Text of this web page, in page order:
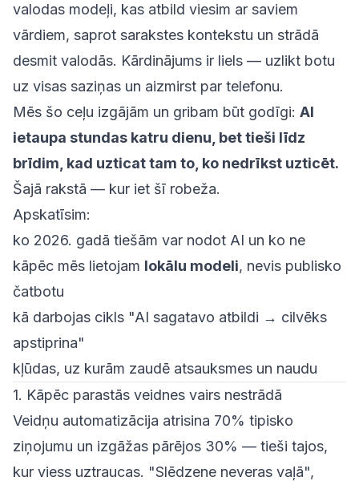
valodas modeļi, kas atbild viesim ar saviem
vārdiem, saprot sarakstes kontekstu un strādā
desmit valodās. Kārdinājums ir liels — uzlikt botu
uz visas saziņas un aizmirst par telefonu.
Mēs šo ceļu izgājām un gribam būt godīgi: AI
ietaupa stundas katru dienu, bet tieši līdz
brīdim, kad uzticat tam to, ko nedrīkst uzticēt.
Šajā rakstā — kur iet šī robeža.
Apskatīsim:
ko 2026. gadā tiešām var nodot AI un ko ne
kāpēc mēs lietojam lokālu modeli, nevis publisko
čatbotu
kā darbojas cikls "AI sagatavo atbildi → cilvēks
apstiprina"
kļūdas, uz kurām zaudē atsauksmes un naudu
1. Kāpēc parastās veidnes vairs nestrādā
Veidņu automatizācija atrisina 70% tipisko
ziņojumu un izgāžas pārējos 30% — tieši tajos,
kur viess uztraucas. "Slēdzene neveras vaļā",